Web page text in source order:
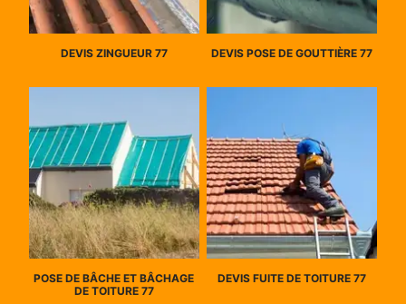
DEVIS ZINGUEUR 77 DEVIS POSE DE GOUTTIÈRE 77
POSE DE BÂCHE ET BÂCHAGE
DE TOITURE 77
DEVIS FUITE DE TOITURE 77